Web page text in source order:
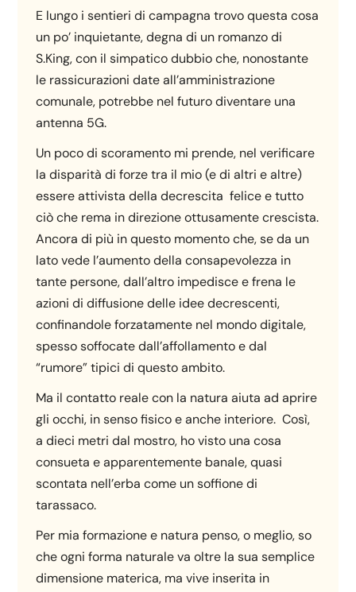
E lungo i sentieri di campagna trovo questa cosa
un po’ inquietante, degna di un romanzo di
S.King, con il simpatico dubbio che, nonostante
le rassicurazioni date all’amministrazione
comunale, potrebbe nel futuro diventare una
antenna 5G.
Un poco di scoramento mi prende, nel verificare
la disparità di forze tra il mio (e di altri e altre)
essere attivista della decrescita felice e tutto
ciò che rema in direzione ottusamente crescista.
Ancora di più in questo momento che, se da un
lato vede l’aumento della consapevolezza in
tante persone, dall’altro impedisce e frena le
azioni di diffusione delle idee decrescenti,
confinandole forzatamente nel mondo digitale,
spesso soffocate dall’affollamento e dal
“rumore” tipici di questo ambito.
Ma il contatto reale con la natura aiuta ad aprire
gli occhi, in senso fisico e anche interiore. Così,
a dieci metri dal mostro, ho visto una cosa
consueta e apparentemente banale, quasi
scontata nell’erba come un soffione di
tarassaco.
Per mia formazione e natura penso, o meglio, so
che ogni forma naturale va oltre la sua semplice
dimensione materica, ma vive inserita in